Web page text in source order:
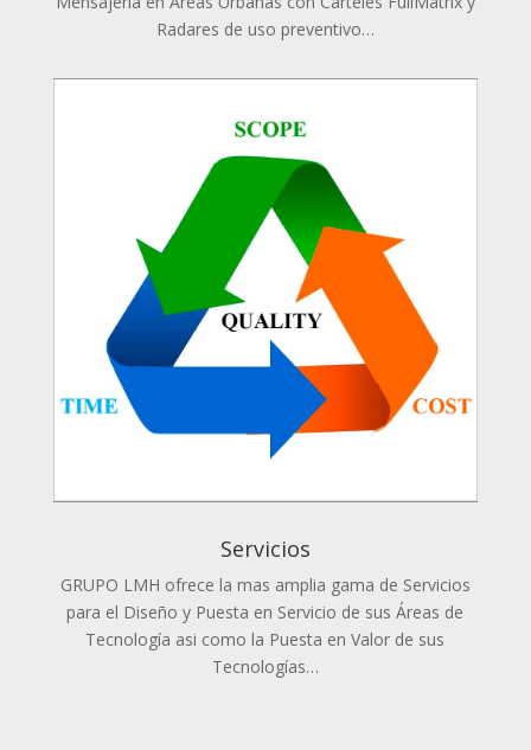
Radares de uso preventivo…
Servicios
GRUPO LMH ofrece la mas amplia gama de Servicios
para el Diseño y Puesta en Servicio de sus Áreas de
Tecnología asi como la Puesta en Valor de sus
Tecnologías…